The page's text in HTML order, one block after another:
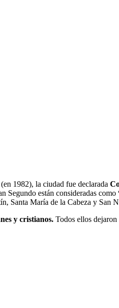
1982), la ciudad fue declarada
Segundo están consideradas como
Santa María de la Cabeza y San
y cristianos. Todos ellos